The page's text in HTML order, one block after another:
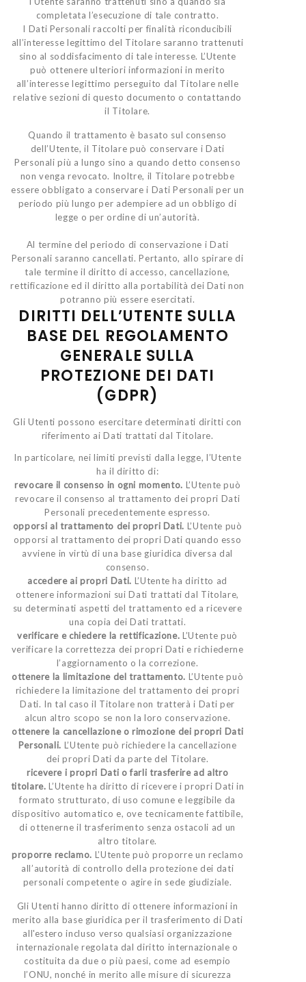
completata l’esecuzione di tale contratto.
I Dati Personali raccolti per finalità riconducibili
all’interesse legittimo del Titolare saranno trattenuti
sino al soddisfacimento di tale interesse. L’Utente
può ottenere ulteriori informazioni in merito
all’interesse legittimo perseguito dal Titolare nelle
relative sezioni di questo documento o contattando
il Titolare.
Quando il trattamento è basato sul consenso
dell’Utente, il Titolare può conservare i Dati
Personali più a lungo sino a quando detto consenso
non venga revocato. Inoltre, il Titolare potrebbe
essere obbligato a conservare i Dati Personali per un
periodo più lungo per adempiere ad un obbligo di
legge o per ordine di un’autorità.
Al termine del periodo di conservazione i Dati
Personali saranno cancellati. Pertanto, allo spirare di
tale termine il diritto di accesso, cancellazione,
rettificazione ed il diritto alla portabilità dei Dati non
potranno più essere esercitati.
DIRITTI DELL’UTENTE SULLA
BASE DEL REGOLAMENTO
GENERALE SULLA
PROTEZIONE DEI DATI
(GDPR)
Gli Utenti possono esercitare determinati diritti con
riferimento ai Dati trattati dal Titolare.
In particolare, nei limiti previsti dalla legge, l’Utente
ha il diritto di:
revocare il consenso in ogni momento. L’Utente può
revocare il consenso al trattamento dei propri Dati
Personali precedentemente espresso.
opporsi al trattamento dei propri Dati. L’Utente può
opporsi al trattamento dei propri Dati quando esso
avviene in virtù di una base giuridica diversa dal
consenso.
accedere ai propri Dati. L’Utente ha diritto ad
ottenere informazioni sui Dati trattati dal Titolare,
su determinati aspetti del trattamento ed a ricevere
una copia dei Dati trattati.
verificare e chiedere la rettificazione. L’Utente può
verificare la correttezza dei propri Dati e richiederne
l’aggiornamento o la correzione.
ottenere la limitazione del trattamento. L’Utente può
richiedere la limitazione del trattamento dei propri
Dati. In tal caso il Titolare non tratterà i Dati per
alcun altro scopo se non la loro conservazione.
ottenere la cancellazione o rimozione dei propri Dati
Personali. L’Utente può richiedere la cancellazione
dei propri Dati da parte del Titolare.
ricevere i propri Dati o farli trasferire ad altro
titolare. L’Utente ha diritto di ricevere i propri Dati in
formato strutturato, di uso comune e leggibile da
dispositivo automatico e, ove tecnicamente fattibile,
di ottenerne il trasferimento senza ostacoli ad un
altro titolare.
proporre reclamo. L’Utente può proporre un reclamo
all’autorità di controllo della protezione dei dati
personali competente o agire in sede giudiziale.
Gli Utenti hanno diritto di ottenere informazioni in
merito alla base giuridica per il trasferimento di Dati
all'estero incluso verso qualsiasi organizzazione
internazionale regolata dal diritto internazionale o
costituita da due o più paesi, come ad esempio
l’ONU, nonché in merito alle misure di sicurezza